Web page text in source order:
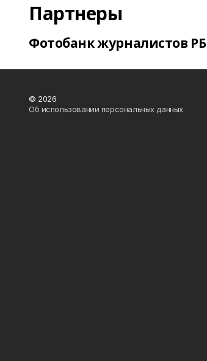
Партнеры
Фотобанк журналистов РБ
© 2026
Об использовании персональных данных